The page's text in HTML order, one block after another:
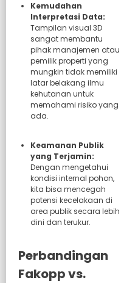
Kemudahan
Interpretasi Data:
Tampilan visual 3D
sangat membantu
pihak manajemen atau
pemilik properti yang
mungkin tidak memiliki
latar belakang ilmu
kehutanan untuk
memahami risiko yang
ada.
Keamanan Publik
yang Terjamin:
Dengan mengetahui
kondisi internal pohon,
kita bisa mencegah
potensi kecelakaan di
area publik secara lebih
dini dan terukur.
Perbandingan
Fakopp vs.